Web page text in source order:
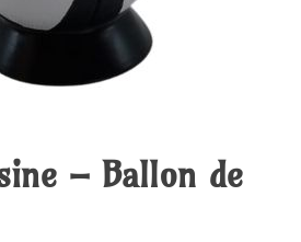
– Ballon de